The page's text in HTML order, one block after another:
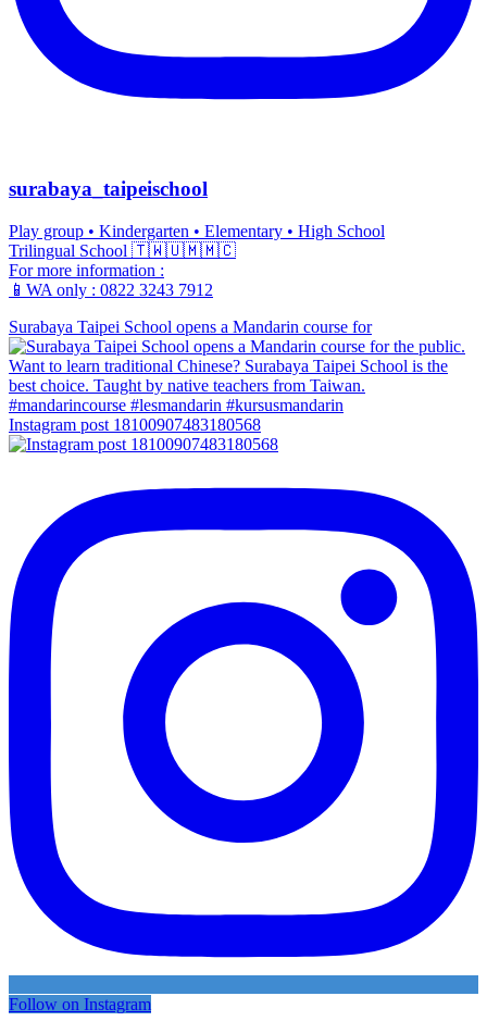
surabaya_taipeischool
Play group • Kindergarten • Elementary • High School
Trilingual School 🇹🇼🇺🇲🇲🇨
For more information :
📱WA only : 0822 3243 7912
Surabaya Taipei School opens a Mandarin course for
Instagram post 18100907483180568
Follow on Instagram